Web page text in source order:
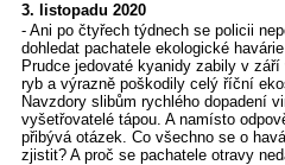
3. listopadu 2020
- Ani po čtyřech týdnech se policii
dohledat pachatele ekologické
Prudce jedovaté kyanidy zabily v
ryb a výrazně poškodily celý říční
Navzdory slibům rychlého dopadení
vyšetřovatelé tápou. A namísto
přibývá otázek. Co všechno se o
zjistit? A proč se pachatele otravy